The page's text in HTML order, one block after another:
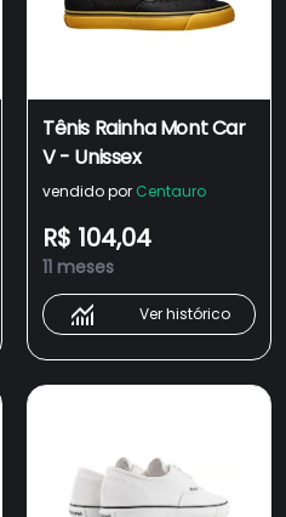
Tênis Rainha Mont Car
V - Unissex
vendido por Centauro
R$ 104,04
11 meses
Ver histórico